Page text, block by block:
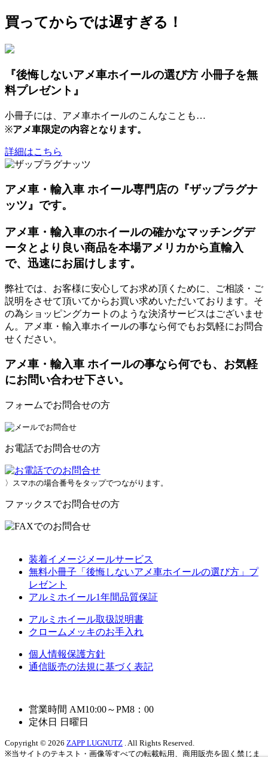
買ってからでは遅すぎる！
『後悔しないアメ車ホイールの選び方 小冊子を無
料プレゼント』
小冊子には、アメ車ホイールのこんなことも…
※アメ車限定の内容となります。
詳細はこちら
アメ車・輸入車 ホイール専門店の『ザップラグナ
ッツ』です。
アメ車・輸入車のホイールの確かなマッチングデ
ータとより良い商品を本場アメリカから直輸入
で、迅速にお届けします。
弊社では、お客様に安心してお求め頂くために、ご相談・ご
説明をさせて頂いてからお買い求めいただいております。そ
の為ショッピングカートのような決済サービスはございませ
ん。アメ車・輸入車ホイールの事なら何でもお気軽にお問合
せください。
アメ車・輸入車 ホイールの事なら何でも、お気軽
にお問い合わせ下さい。
フォームでお問合せの方
お電話でお問合せの方
〉スマホの場合番号をタップでつながります。
ファックスでお問合せの方
装着イメージメールサービス
無料小冊子「後悔しないアメ車ホイールの選び方」プ
レゼント
アルミホイール1年間品質保証
アルミホイール取扱説明書
クロームメッキのお手入れ
個人情報保護方針
通信販売の法規に基づく表記
営業時間 AM10:00～PM8：00
定休日 日曜日
Copyright © 2026 ZAPP LUGNUTZ . All Rights Reserved.
※当サイトのテキスト・画像等すべての転載転用、商用販売を固く禁じま